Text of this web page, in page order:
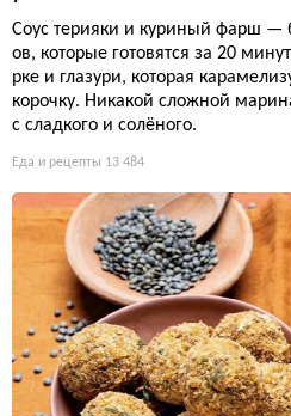
Соус терияки и куриный фарш
ов, которые готовятся за 20
рке и глазури, которая
корочку. Никакой сложной
с сладкого и солёного.
Еда и рецепты 13 484